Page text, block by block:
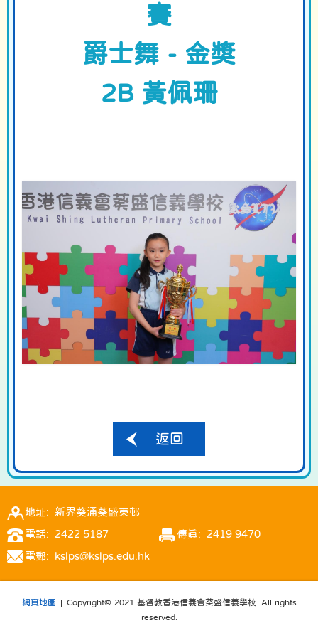
賽
爵士舞 - 金獎
2B 黃佩珊
返回
地址: 新界葵涌葵盛東邨
電話: 2422 5187 傳真: 2419 9470
電郵: kslps@kslps.edu.hk
網頁地圖
| Copyright© 2021 基督教香港信義會葵盛信義學校. All rights
reserved.